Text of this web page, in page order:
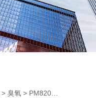
>臭氧 > PM8202CL英国戈普-臭氧浓度在线监测仪